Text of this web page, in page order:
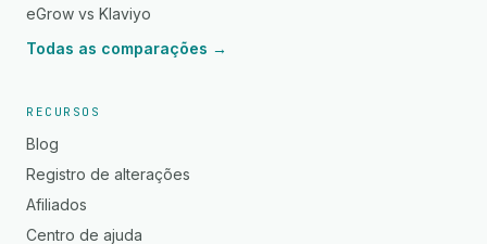
eGrow vs Klaviyo
Todas as comparações →
RECURSOS
Blog
Registro de alterações
Afiliados
Centro de ajuda